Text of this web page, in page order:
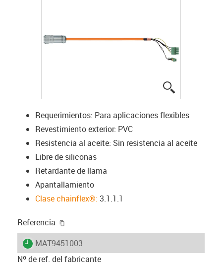
Requerimientos: Para aplicaciones flexibles
Revestimiento exterior: PVC
Resistencia al aceite: Sin resistencia al aceite
Libre de siliconas
Retardante de llama
Apantallamiento
Clase chainflex®: 3.1.1.1
Referencia
igus-icon-lieferzeit
MAT9451003
Nº de ref. del fabricante